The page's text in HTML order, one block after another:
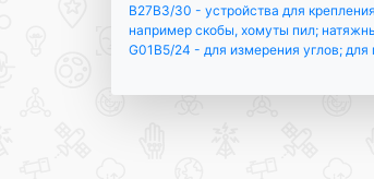
B27B3/30 - устройства для
например скобы, хомуты пил;
G01B5/24 - для измерения углов; для